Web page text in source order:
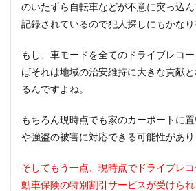
のいたずら自転車などが不意に突っ込
記録されているので犯人探しにもかなり
もし、車モードを全てのドライブレコ
ばそれは地域の治安維持に大きな貢献
るんですよね。
もちろん現時点でも家のカーポートに
や強盗の被害に対応できる可能性があり
そしてもう一点、現時点でドライブレ
動車保険の特別割引サービスが受けられ